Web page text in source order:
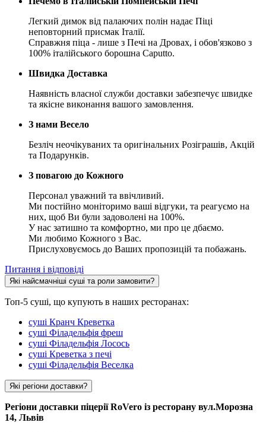
Легкий димок від палаючих полін надає Піці
неповторний присмак Італії.
Справжня піца - лише з Печі на Дровах, і обов'язково з
100% італійського борошна Caputto.
Швидка Доставка
Наявність власної служби доставки забезпечує швидке
та якісне виконання вашого замовлення.
З нами Весело
Безліч неочікуваних та оригінальних Розіграшів, Акцій
та Подарунків.
З повагою до Кожного
Персонал уважний та ввічливий.
Ми постійно моніторимо ваші відгуки, та реагуємо на
них, щоб Ви були задоволені на 100%.
У нас затишно та комфортно, ми про це дбаємо.
Ми любимо Кожного з Вас.
Прислуховуємось до Ваших пропозицій та побажань.
Питання і відповіді
Які найсмачніші суші та роли замовити?
Топ-5 суші, що купують в наших ресторанах:
суші Кранч Креветка
суші Філадельфія фреш
суші Філадельфія Лосось
суші Креветка з печі
суші Філадельфія Веселка
Які регіони доставки?
Регіони доставки піцерії RoVero із ресторану вул.Морозна
14, Львів